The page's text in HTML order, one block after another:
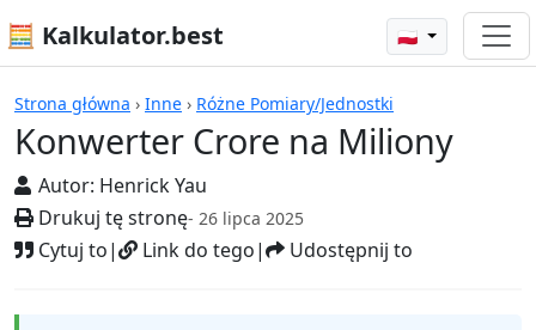
🧮 Kalkulator.best 🇵🇱
Strona główna › Inne › Różne Pomiary/Jednostki
Konwerter Crore na Miliony
Autor: Henrick Yau
Drukuj tę stronę- 26 lipca 2025
Cytuj to| Link do tego| Udostępnij to
Kalkulatory